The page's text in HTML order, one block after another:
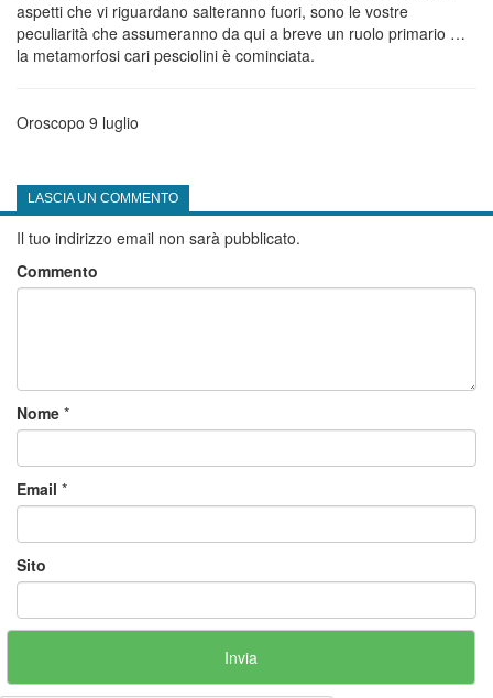
aspetti che vi riguardano salteranno fuori, sono le vostre
peculiarità che assumeranno da qui a breve un ruolo primario …
la metamorfosi cari pesciolini è cominciata.
Oroscopo 9 luglio
LASCIA UN COMMENTO
Il tuo indirizzo email non sarà pubblicato.
Commento
Nome *
Email *
Sito